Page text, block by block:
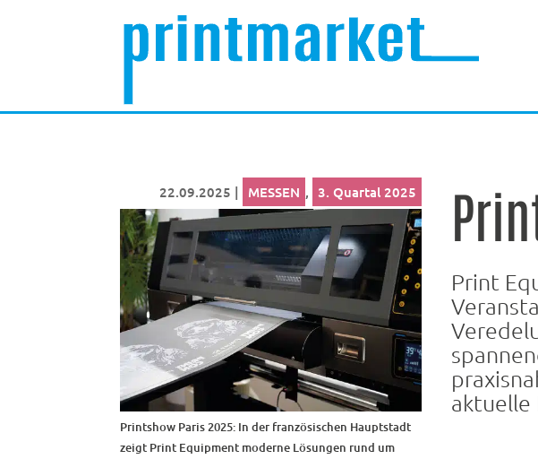
22.09.2025 | MESSEN , 3. Quartal 2025
Printshow Paris 2025: In der französischen Hauptstadt
zeigt Print Equipment moderne Lösungen rund um
Print
aktuelle